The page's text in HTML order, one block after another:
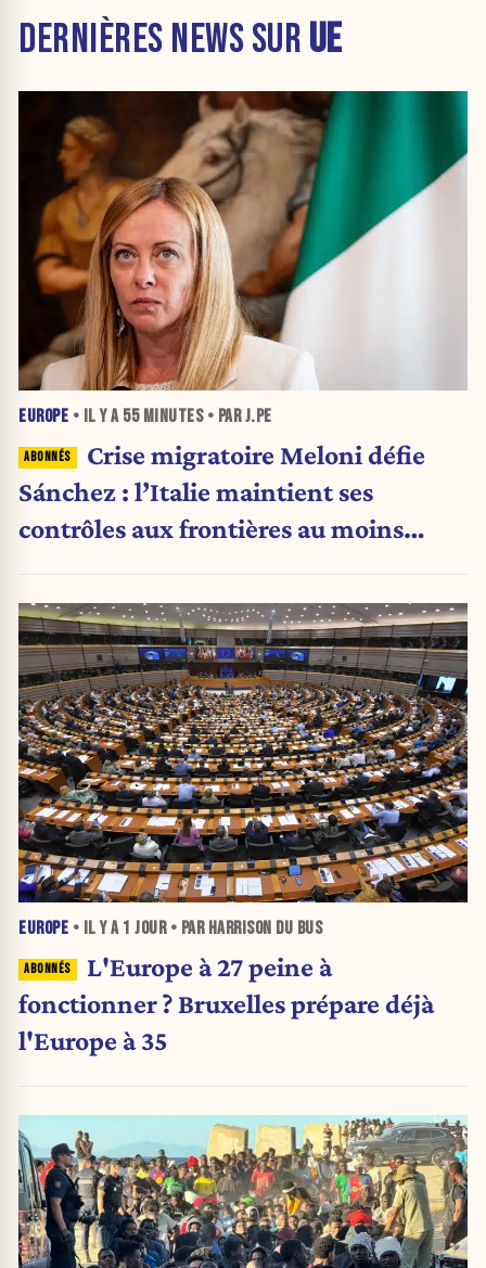
DERNIÈRES NEWS SUR UE
EUROPE • IL Y A 55 MINUTES• PAR J.PE
Crise migratoire Meloni défie
Sánchez : l’Italie maintient ses
contrôles aux frontières au moins
EUROPE • IL Y A 1 JOUR• PAR HARRISON DU BUS
L'Europe à 27 peine à
fonctionner ? Bruxelles prépare déjà
l'Europe à 35